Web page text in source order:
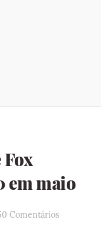
em maio
Comentários